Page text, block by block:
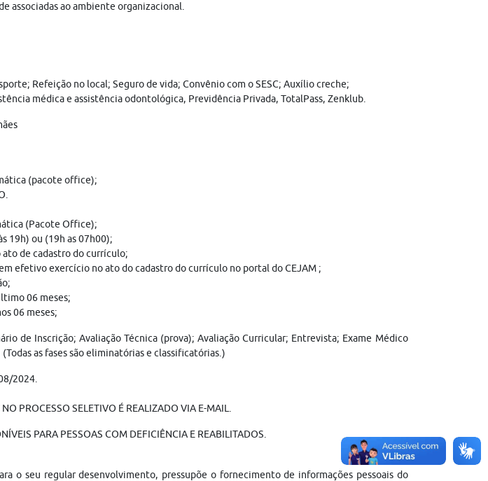
associadas ao ambiente organizacional.
Refeição no local; Seguro de vida; Convênio com o SESC; Auxílio creche;
médica e assistência odontológica, Previdência Privada, TotalPass, Zenklub.
(pacote office);
(Pacote Office);
19h) ou (19h as 07h00);
de cadastro do currículo;
efetivo exercício no ato do cadastro do currículo no portal do CEJAM ;
06 meses;
06 meses;
de Inscrição; Avaliação Técnica (prova); Avaliação Curricular; Entrevista; Exame Médico
as fases são eliminatórias e classificatórias.)
2024.
PROCESSO SELETIVO É REALIZADO VIA E-MAIL.
PARA PESSOAS COM DEFICIÊNCIA E REABILITADOS.
o seu regular desenvolvimento, pressupõe o fornecimento de informações pessoais do